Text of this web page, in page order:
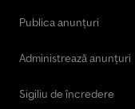
Publica anunțuri
Administrează anunțuri
Sigiliu de încredere